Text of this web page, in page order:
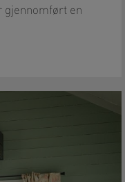
gjennomført en